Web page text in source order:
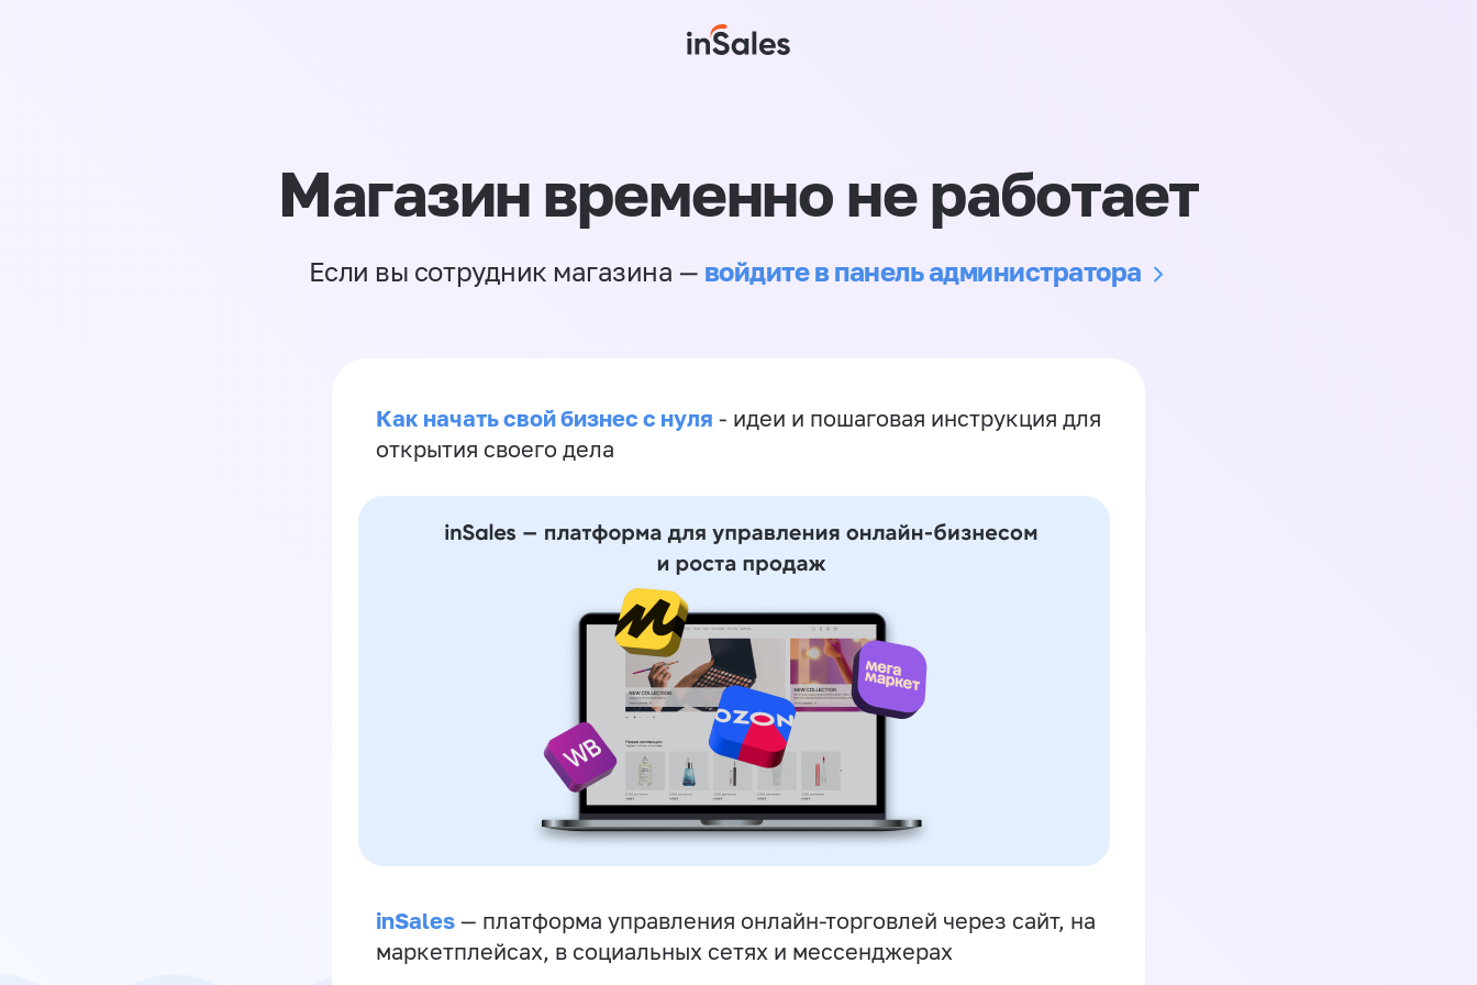
Магазин временно не работает
Если вы сотрудник магазина — войдите в панель администратора
Как начать свой бизнес с нуля - идеи и пошаговая инструкция для
открытия своего дела
inSales — платформа управления онлайн-торговлей через сайт, на
маркетплейсах, в социальных сетях и мессенджерах